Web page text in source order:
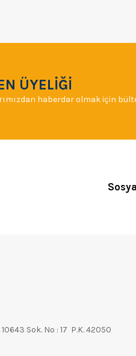
ÜYELİĞİ
haberdar olmak için
Sok. No : 17 P.K. 42050